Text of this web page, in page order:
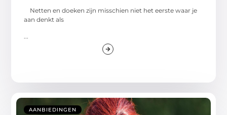
Netten en doeken zijn misschien niet het eerste waar je
aan denkt als
AANBIEDINGEN